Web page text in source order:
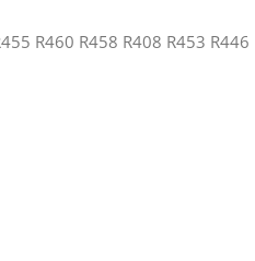
R460 R458 R408 R453 R446